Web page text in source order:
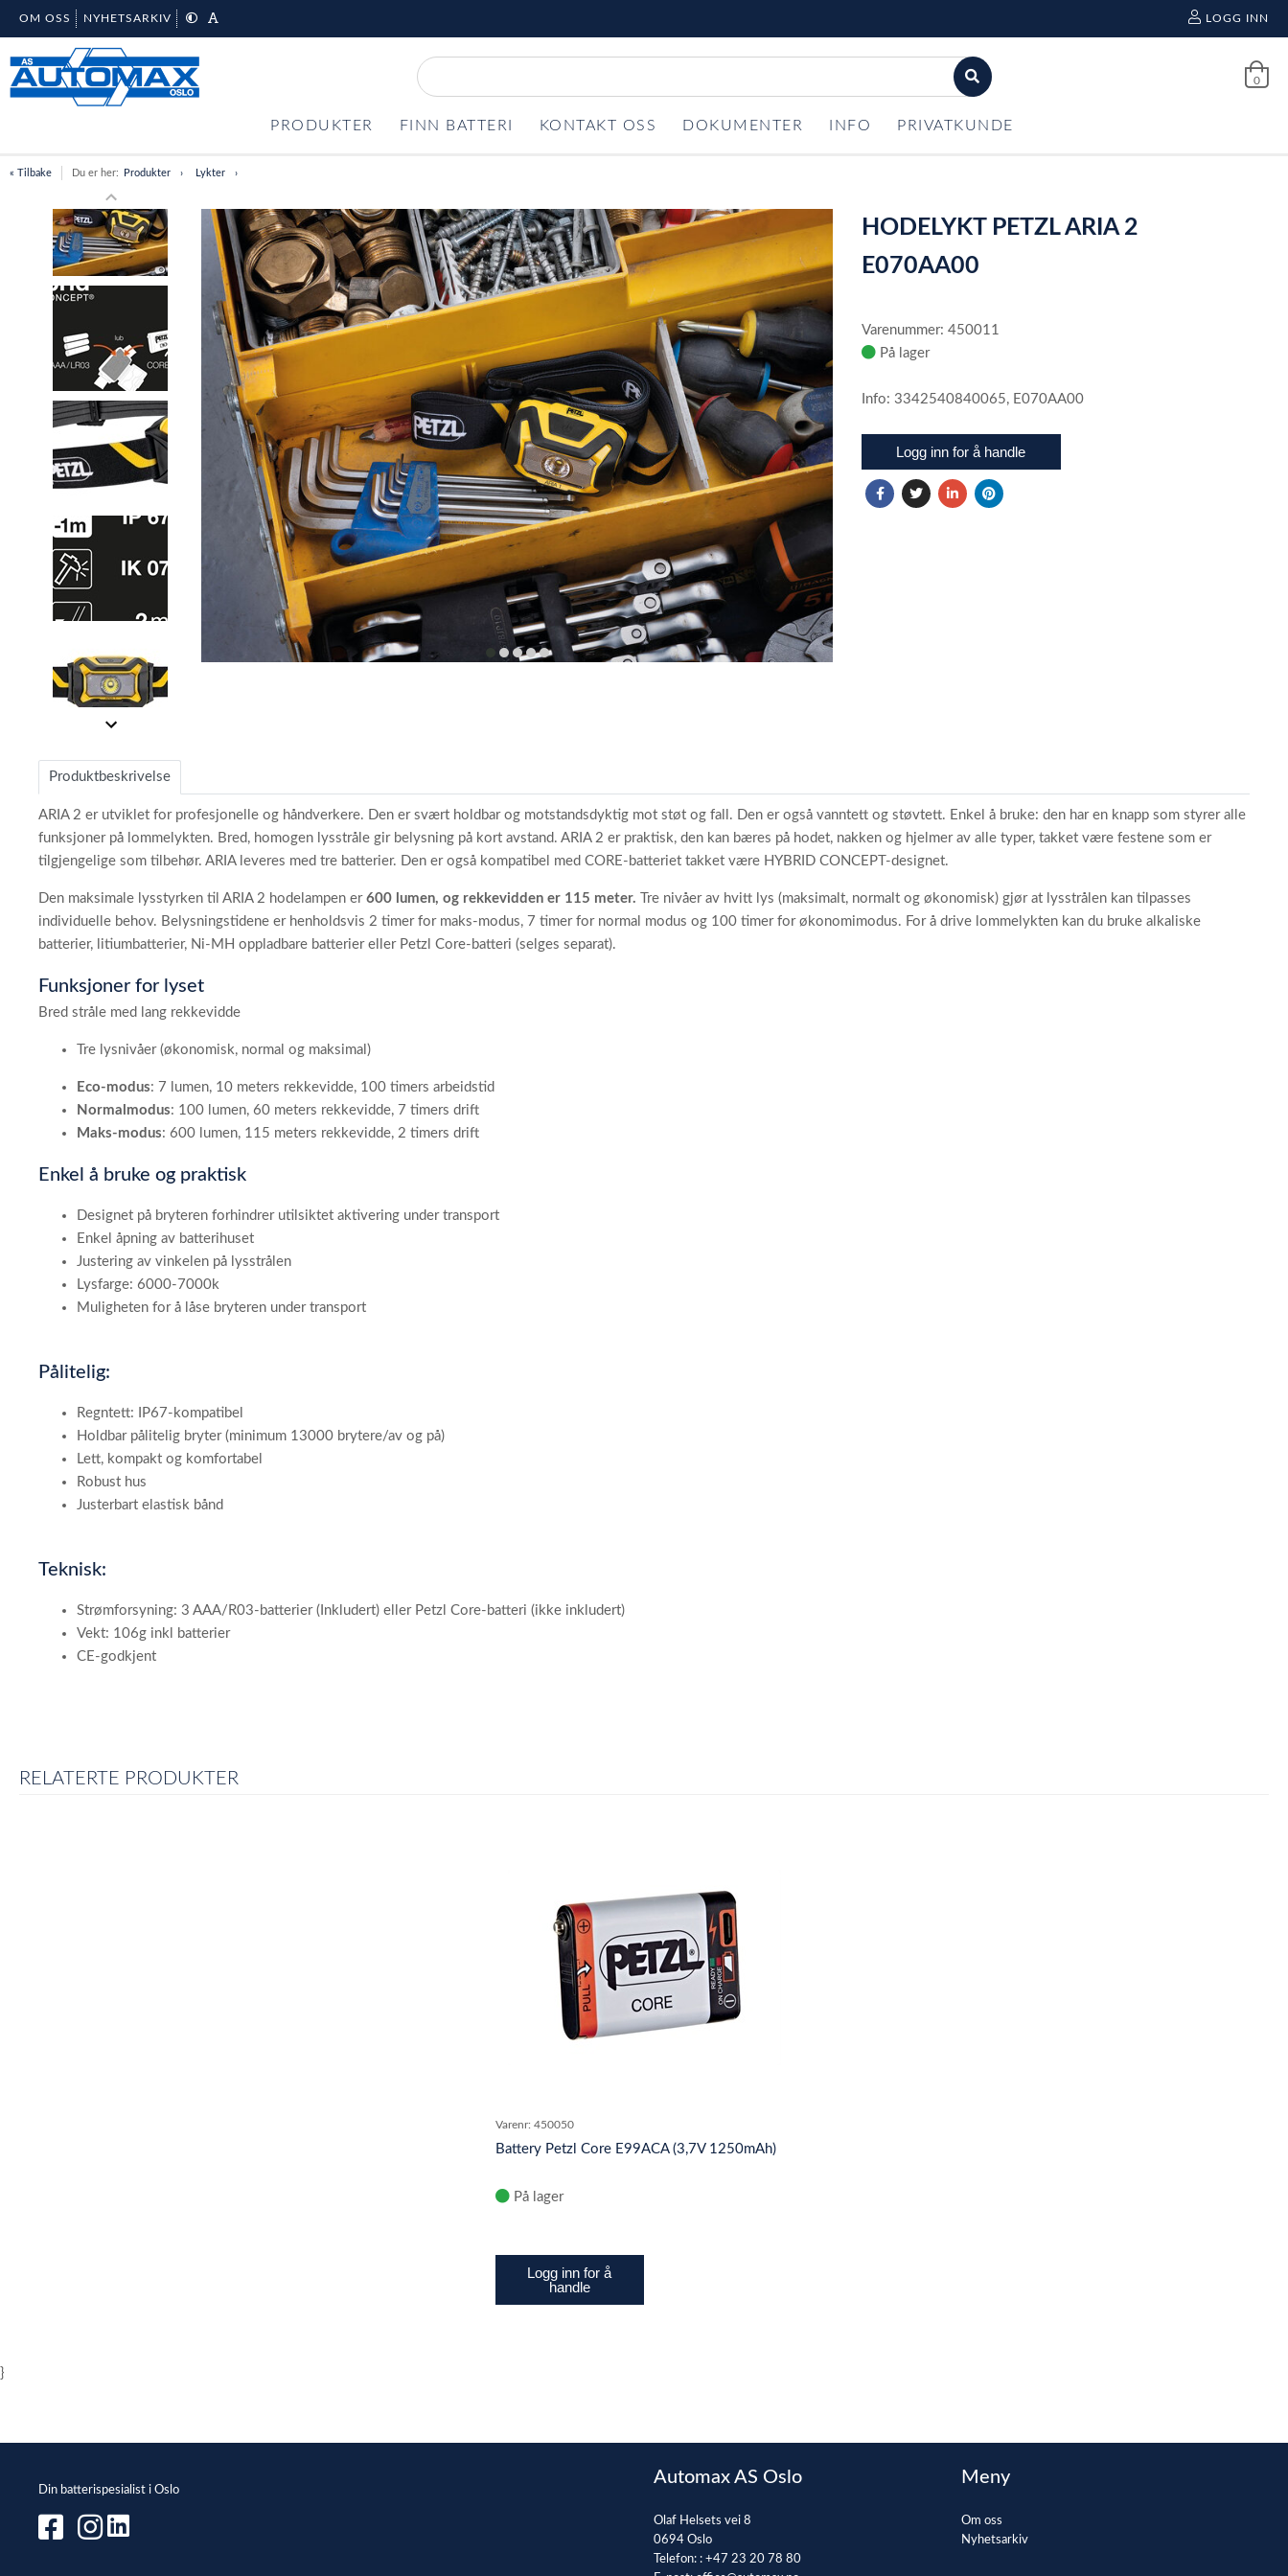
OM OSS NYHETSARKIV LOGG INN
0
PRODUKTER FINN BATTERI KONTAKT OSS DOKUMENTER INFO PRIVATKUNDE
« Tilbake Du er her: Produkter Lykter
of
itemitemitemitemitem
HODELYKT PETZL ARIA 2
E070AA00
Varenummer: 450011
På lager
Info: 3342540840065, E070AA00
Logg inn for å handle
Produktbeskrivelse
ARIA 2 er utviklet for profesjonelle og håndverkere. Den er svært holdbar og motstandsdyktig mot støt og fall. Den er også vanntett og støvtett. Enkel å bruke: den har en knapp som styrer alle
funksjoner på lommelykten. Bred, homogen lysstråle gir belysning på kort avstand. ARIA 2 er praktisk, den kan bæres på hodet, nakken og hjelmer av alle typer, takket være festene som er
tilgjengelige som tilbehør. ARIA leveres med tre batterier. Den er også kompatibel med CORE-batteriet takket være HYBRID CONCEPT-designet.
Den maksimale lysstyrken til ARIA 2 hodelampen er 600 lumen, og rekkevidden er 115 meter. Tre nivåer av hvitt lys (maksimalt, normalt og økonomisk) gjør at lysstrålen kan tilpasses
individuelle behov. Belysningstidene er henholdsvis 2 timer for maks-modus, 7 timer for normal modus og 100 timer for økonomimodus. For å drive lommelykten kan du bruke alkaliske
batterier, litiumbatterier, Ni-MH oppladbare batterier eller Petzl Core-batteri (selges separat).
Funksjoner for lyset
Bred stråle med lang rekkevidde
Tre lysnivåer (økonomisk, normal og maksimal)
Eco-modus: 7 lumen, 10 meters rekkevidde, 100 timers arbeidstid
Normalmodus: 100 lumen, 60 meters rekkevidde, 7 timers drift
Maks-modus: 600 lumen, 115 meters rekkevidde, 2 timers drift
Enkel å bruke og praktisk
Designet på bryteren forhindrer utilsiktet aktivering under transport
Enkel åpning av batterihuset
Justering av vinkelen på lysstrålen
Lysfarge: 6000-7000k
Muligheten for å låse bryteren under transport
Pålitelig:
Regntett: IP67-kompatibel
Holdbar pålitelig bryter (minimum 13000 brytere/av og på)
Lett, kompakt og komfortabel
Robust hus
Justerbart elastisk bånd
Teknisk:
Strømforsyning: 3 AAA/R03-batterier (Inkludert) eller Petzl Core-batteri (ikke inkludert)
Vekt: 106g inkl batterier
CE-godkjent
RELATERTE PRODUKTER
Varenr: 450050
Battery Petzl Core E99ACA (3,7V 1250mAh)
På lager
Logg inn for å
handle
}
Din batterispesialist i Oslo
Automax AS Oslo
Olaf Helsets vei 8
0694 Oslo
Telefon: : +47 23 20 78 80
Meny
Om oss
Nyhetsarkiv